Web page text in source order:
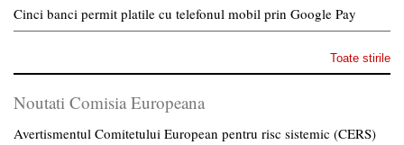
Cinci banci permit platile cu telefonul mobil prin Google Pay
Toate stirile
Noutati Comisia Europeana
Avertismentul Comitetului European pentru risc sistemic (CERS)